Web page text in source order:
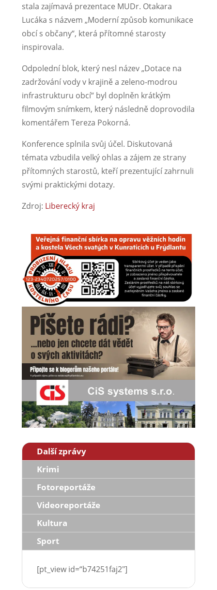
stala zajímavá prezentace MUDr. Otakara
Lucáka s názvem „Moderní způsob komunikace
obcí s občany“, která přítomné starosty
inspirovala.
Odpolední blok, který nesl název „Dotace na
zadržování vody v krajině a zeleno-modrou
infrastrukturu obcí“ byl doplněn krátkým
filmovým snímkem, který následně doprovodila
komentářem Tereza Pokorná.
Konference splnila svůj účel. Diskutovaná
témata vzbudila velký ohlas a zájem ze strany
přítomných starostů, kteří prezentující zahrnuli
svými praktickými dotazy.
Zdroj: Liberecký kraj
Další zprávy
Krimi
Fotoreportáže
Videoreportáže
Kultura
Sport
[pt_view id=“b74251faj2″]